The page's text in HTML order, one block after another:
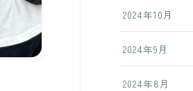
2024年10月
2024年9月
2024年8月